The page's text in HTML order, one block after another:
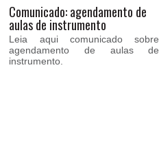
Comunicado: agendamento de
aulas de instrumento
Leia aqui comunicado sobre
agendamento de aulas de
instrumento.